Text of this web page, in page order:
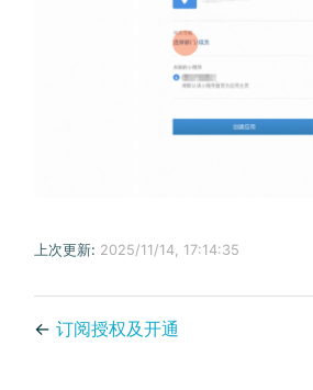
上次更新: 2025/11/14, 17:14:35
← 订阅授权及开通